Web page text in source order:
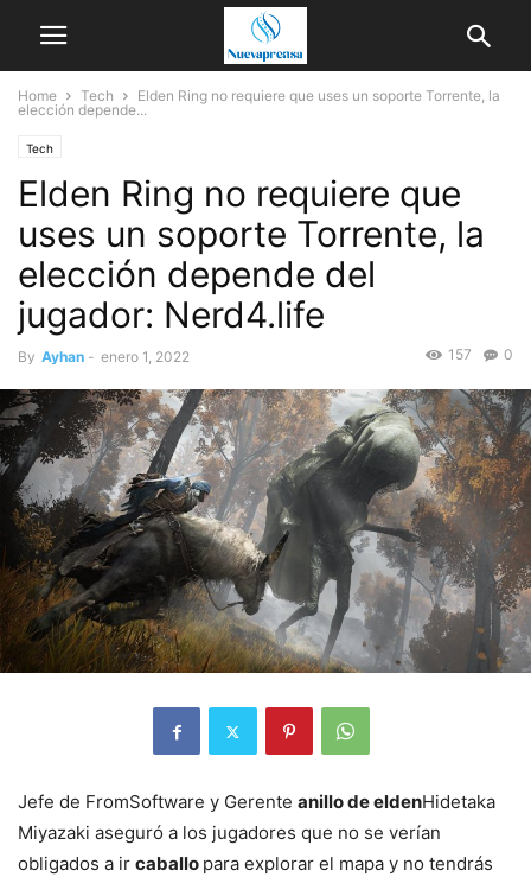
Home Tech
Elden Ring no requiere que uses un soporte Torrente, la
elección depende...
Tech
Elden Ring no requiere que
uses un soporte Torrente, la
elección depende del
jugador: Nerd4.life
By Ayhan - enero 1, 2022 0
157
Jefe de FromSoftware y Gerente anillo de eldenHidetaka
Miyazaki aseguró a los jugadores que no se verían
obligados a ir caballo para explorar el mapa y no tendrás